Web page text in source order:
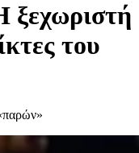
ξεχωριστή
του